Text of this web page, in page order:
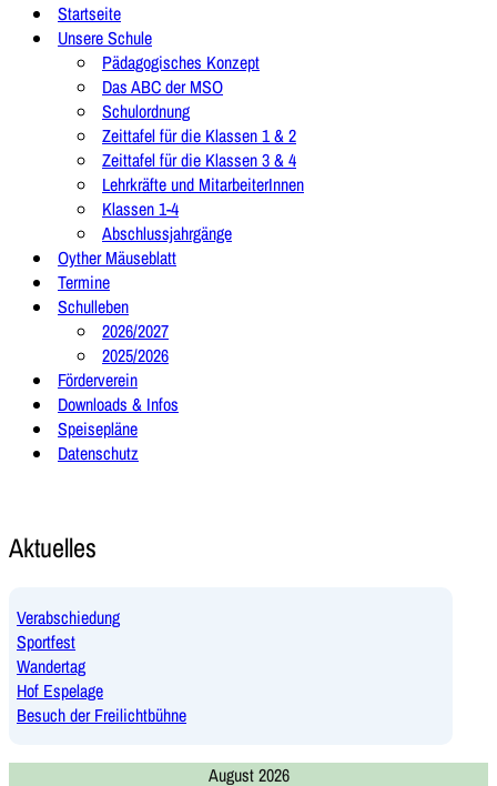
Startseite
Unsere Schule
Pädagogisches Konzept
Das ABC der MSO
Schulordnung
Zeittafel für die Klassen 1 & 2
Zeittafel für die Klassen 3 & 4
Lehrkräfte und MitarbeiterInnen
Klassen 1-4
Abschlussjahrgänge
Oyther Mäuseblatt
Termine
Schulleben
2026/2027
2025/2026
Förderverein
Downloads & Infos
Speisepläne
Datenschutz
Aktuelles
Verabschiedung
Sportfest
Wandertag
Hof Espelage
Besuch der Freilichtbühne
August 2026